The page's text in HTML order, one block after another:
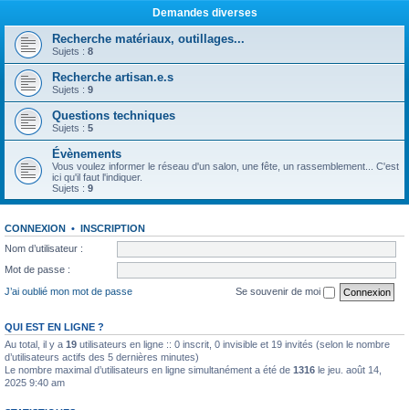
Demandes diverses
Recherche matériaux, outillages...
Sujets : 8
Recherche artisan.e.s
Sujets : 9
Questions techniques
Sujets : 5
Évènements
Vous voulez informer le réseau d'un salon, une fête, un rassemblement... C'est
ici qu'il faut l'indiquer.
Sujets : 9
CONNEXION • INSCRIPTION
Nom d’utilisateur :
Mot de passe :
J’ai oublié mon mot de passe
Se souvenir de moi
QUI EST EN LIGNE ?
Au total, il y a 19 utilisateurs en ligne :: 0 inscrit, 0 invisible et 19 invités (selon le nombre
d’utilisateurs actifs des 5 dernières minutes)
Le nombre maximal d’utilisateurs en ligne simultanément a été de 1316 le jeu. août 14,
2025 9:40 am